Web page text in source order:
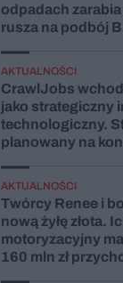
odpadach zarabia
rusza na podbój
AKTUALNOŚCI
CrawlJobs
jako strategiczny
technologiczny.
planowany na
AKTUALNOŚCI
Twórcy Renee i
nową żyłę złota.
motoryzacyjny
160 mln zł